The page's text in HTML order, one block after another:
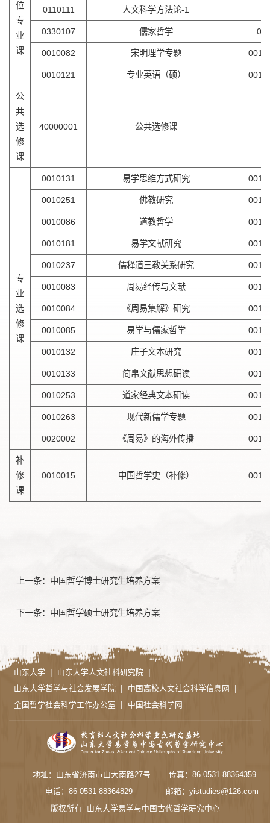
位
专
业
课
0110111 人文科学方法论-1
0330107 儒家哲学
0010082 宋明理学专题 001
0010121 专业英语（硕） 001
公
共
选
修
课
40000001 公共选修课
专
业
选
修
课
0010131 易学思维方式研究 001
0010251 佛教研究 001
0010086 道教哲学 001
0010181 易学文献研究 001
0010237 儒释道三教关系研究 001
0010083 周易经传与文献 001
0010084 《周易集解》研究 001
0010085 易学与儒家哲学 001
0010132 庄子文本研究 001
0010133 简帛文献思想研读 001
0010253 道家经典文本研读 001
0010263 现代新儒学专题 001
0020002 《周易》的海外传播 001
补
修
课
0010015 中国哲学史（补修） 001
上一条： 中国哲学博士研究生培养方案
下一条： 中国哲学硕士研究生培养方案
山东大学 | 山东大学人文社科研究院 |
山东大学哲学与社会发展学院 | 中国高校人文社会科学信息网 |
全国哲学社会科学工作办公室 | 中国社会科学网
地址：山东省济南市山大南路27号
传真：86-0531-88364359
电话：86-0531-88364829
邮箱：yistudies@126.com
版权所有 山东大学易学与中国古代哲学研究中心